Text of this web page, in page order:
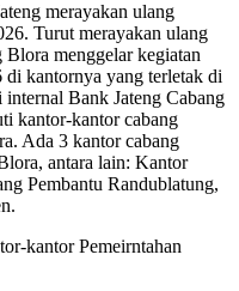
merayakan ulang
Turut merayakan ulang
menggelar kegiatan
di kantornya yang terletak di
Bank Jateng Cabang
kantor-kantor cabang
Ada 3 kantor cabang
antara lain: Kantor
Pembantu Randublatung,
kantor Pemeirntahan